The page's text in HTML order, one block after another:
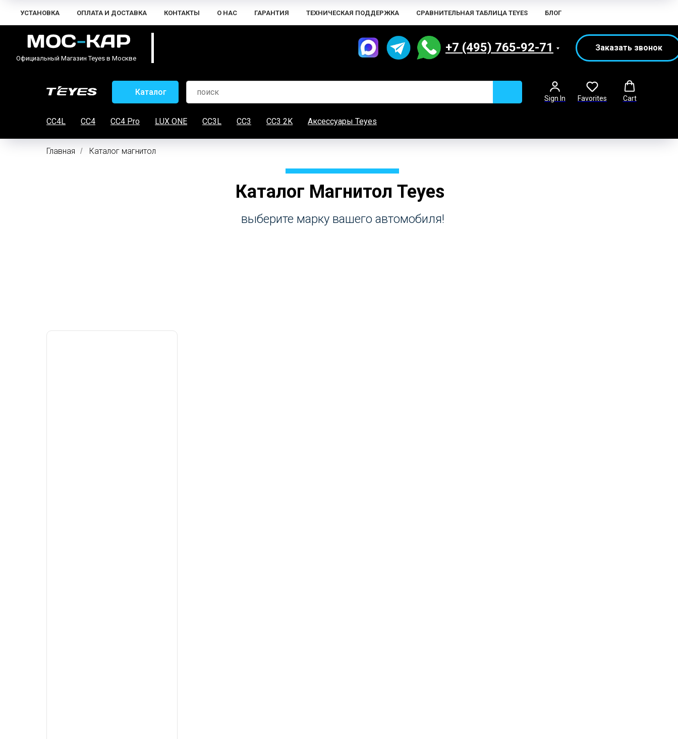
УСТАНОВКА ОПЛАТА И ДОСТАВКА КОНТАКТЫ О НАС ГАРАНТИЯ ТЕХНИЧЕСКАЯ ПОДДЕРЖКА СРАВНИТЕЛЬНАЯ ТАБЛИЦА TEYES БЛОГ
Официальный Магазин Teyes в Москве
+7 (495) 765-92-71 Заказать звонок
Каталог
Sign In Favorites Cart
CC4L CC4 CC4 Pro LUX ONE CC3L CC3 CC3 2K Аксессуары Teyes
Главная / Каталог магнитол
Каталог Магнитол Teyes
выберите марку вашего автомобиля!